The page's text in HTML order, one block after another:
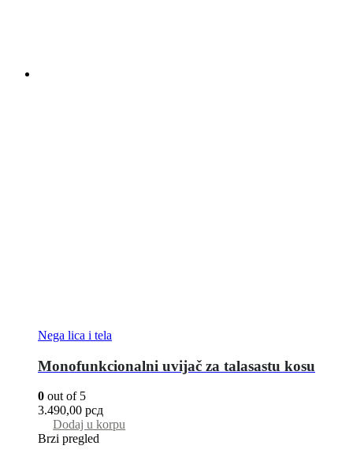
Nega lica i tela
Monofunkcionalni uvijač za talasastu kosu
0 out of 5
3.490,00 рсд
Dodaj u korpu
Brzi pregled